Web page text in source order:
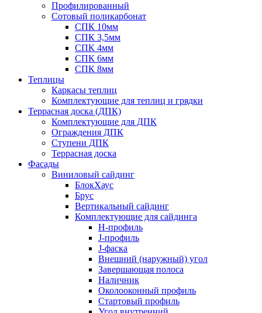
Профилированный
Сотовый поликарбонат
СПК 10мм
СПК 3,5мм
СПК 4мм
СПК 6мм
СПК 8мм
Теплицы
Каркасы теплиц
Комплектующие для теплиц и грядки
Террасная доска (ДПК)
Комплектующие для ДПК
Ограждения ДПК
Ступени ДПК
Террасная доска
Фасады
Виниловый сайдинг
БлокХаус
Брус
Вертикальный сайдинг
Комплектующие для сайдинга
H-профиль
J-профиль
J-фаска
Внешний (наружный) угол
Завершающая полоса
Наличник
Околооконный профиль
Стартовый профиль